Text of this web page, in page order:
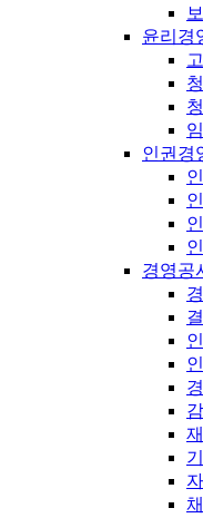
윤리경
인권경
경영공